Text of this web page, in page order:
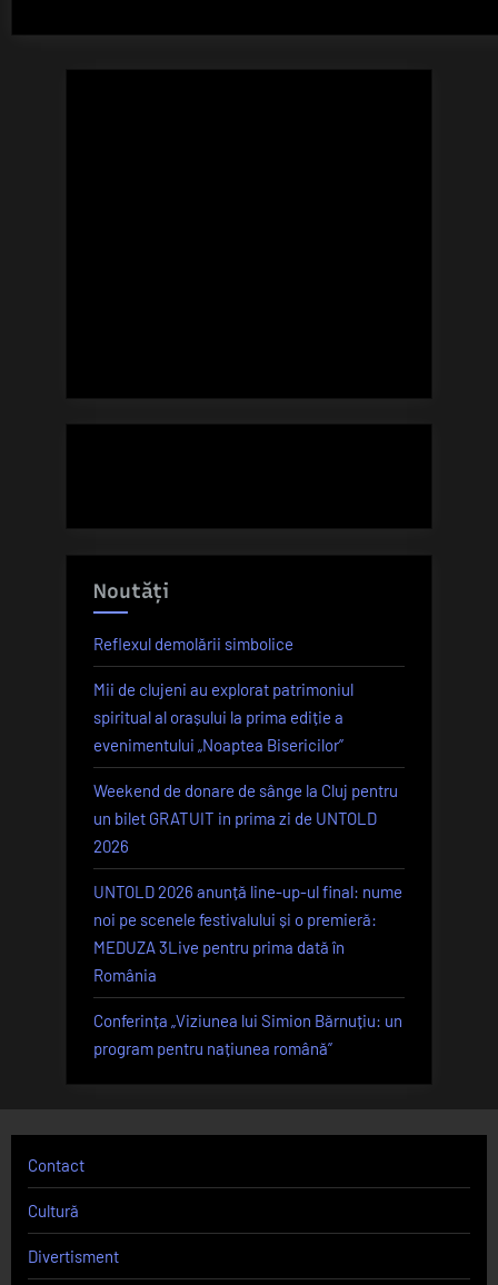
Noutăți
Reflexul demolării simbolice
Mii de clujeni au explorat patrimoniul
spiritual al orașului la prima ediție a
evenimentului „Noaptea Bisericilor”
Weekend de donare de sânge la Cluj pentru
un bilet GRATUIT in prima zi de UNTOLD
2026
UNTOLD 2026 anunță line-up-ul final: nume
noi pe scenele festivalului și o premieră:
MEDUZA 3Live pentru prima dată în
România
Conferința „Viziunea lui Simion Bărnuțiu: un
program pentru națiunea română”
Contact
Cultură
Divertisment